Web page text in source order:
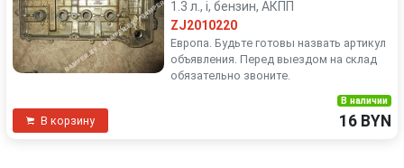
1.3 л., i, бензин, АКПП
ZJ2010220
Европа. Будьте готовы назвать артикул
объявления. Перед выездом на склад
обязательно звоните.
В корзину
В наличии
16 BYN